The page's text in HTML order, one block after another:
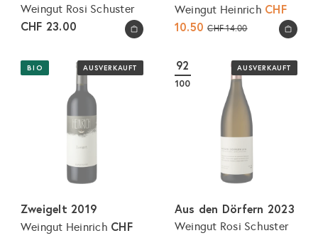
In den Warenkorb legen
Weingut Rosi Schuster
CHF 23.00 In den Warenkorb legen
Weingut Heinrich S
d
e
CHF
10.50N
i
s
CHF 14.00
AUSVERKAUFT
BIO
Zweigelt 2019
Weingut Heinrich CHF
AUSVERKAUFT
92
100
Aus den Dörfern 2023
Weingut Rosi Schuster